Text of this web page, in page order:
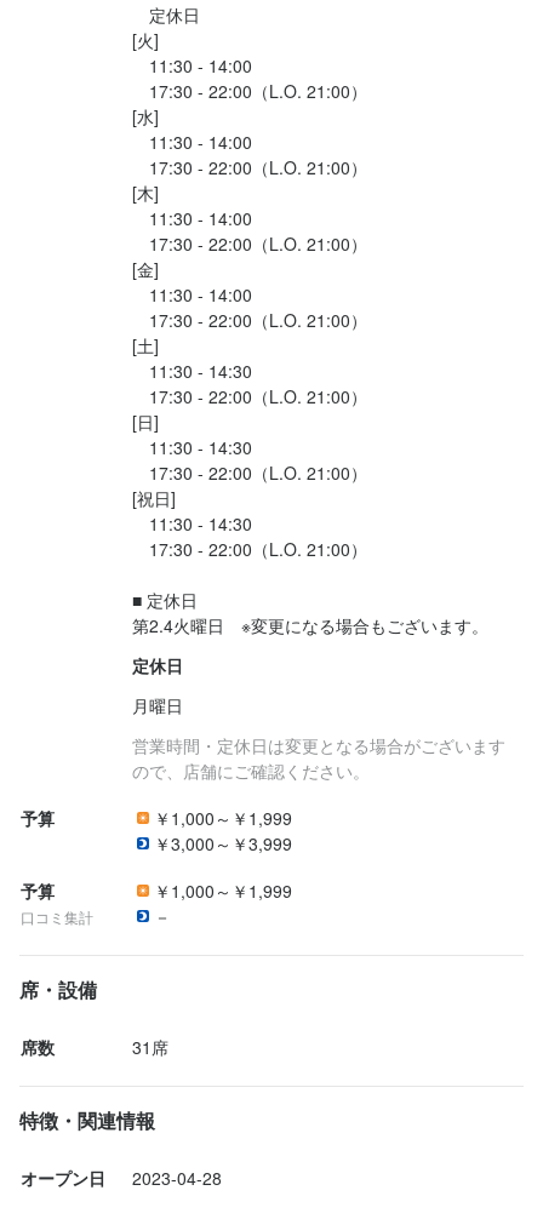
それから、ピッツァランチも注文して
二人でシェア。
この日のピザは、ベーコンとエビのトマトソ...
定休日
[火]
11:30 - 14:00
17:30 - 22:00（L.O. 21:00）
[水]
11:30 - 14:00
17:30 - 22:00（L.O. 21:00）
[木]
11:30 - 14:00
17:30 - 22:00（L.O. 21:00）
[金]
11:30 - 14:00
17:30 - 22:00（L.O. 21:00）
[土]
11:30 - 14:30
17:30 - 22:00（L.O. 21:00）
[日]
11:30 - 14:30
17:30 - 22:00（L.O. 21:00）
[祝日]
11:30 - 14:30
17:30 - 22:00（L.O. 21:00）
■ 定休日
第2.4火曜日　※変更になる場合もございます。
定休日
月曜日
営業時間・定休日は変更となる場合がございます
ので、店舗にご確認ください。
予算
￥1,000～￥1,999
￥3,000～￥3,999
予算
口コミ集計
￥1,000～￥1,999
－
席・設備
席数 31席
特徴・関連情報
オープン日 2023-04-28